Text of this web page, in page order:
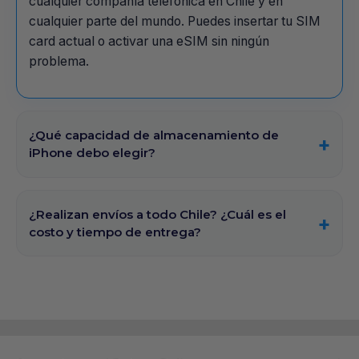
cualquier parte del mundo. Puedes insertar tu SIM
card actual o activar una eSIM sin ningún
problema.
¿Qué capacidad de almacenamiento de
iPhone debo elegir?
¿Realizan envíos a todo Chile? ¿Cuál es el
costo y tiempo de entrega?